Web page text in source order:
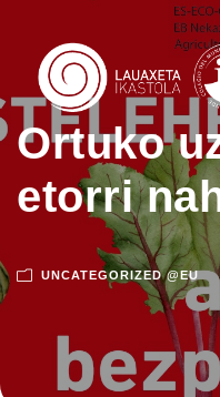
Ortuko
etorri
UNCATEGORIZED @EU